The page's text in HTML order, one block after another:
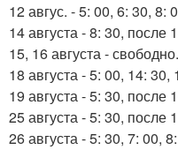
12 авгус. - 5: 00, 6: 30, 8:
14 августа - 8: 30, после
15, 16 августа - свободно.
18 августа - 5: 00, 14: 30,
19 августа - 5: 30, после
25 августа - 5: 30, после
26 августа - 5: 30, 7: 00,